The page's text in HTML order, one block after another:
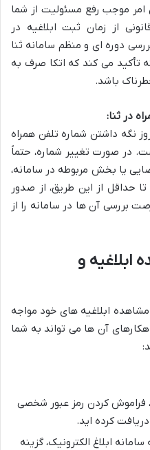
امر موجب رفع مسئولیت از شما
از زمان ثبت ابلاغیه در
دوره ای و منظم سامانه ثنا
تأکید می کند که اتکا صرف به
باشد.
در ثنا:
نگه داشتن شماره تلفن همراه
در صورت تغییر شماره، حتماً
یا بخش مربوطه در سامانه،
حداقل از این طریق، از صدور
بررسی آن ها در سامانه را از
ابلاغیه و
مشاهده ابلاغیه های خود مواجه
آن ها می تواند به شما
فراموش کردن رمز عبور شخصی
کرده اید.
ابلاغ الکترونیک، گزینه